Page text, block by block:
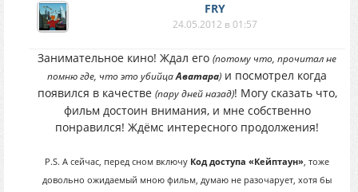
FRY
24.05.2012 в 01:57
Занимательное кино! Ждал его (потому что, прочитал не
помню где, что это убийцаАватара) и посмотрел когда
появился в качестве (пару дней назад)! Могу сказать что,
фильм достоин внимания, и мне собственно
понравился! Ждёмс интересного продолжения!
P.S. А сейчас, перед сном включу Код доступа «Кейптаун», тоже
довольно ожидаемый мною фильм, думаю не разочарует, хотя бы